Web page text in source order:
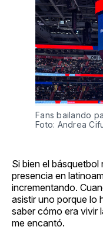
Fans bailando
Foto: Andrea
Si bien el
presencia en
incrementando.
asistir uno porque lo
saber cómo era vivir
me encantó.